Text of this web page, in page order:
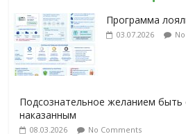
Программа
03.07.2026
Подсознательное желанием
наказанным
08.03.2026 No Comments